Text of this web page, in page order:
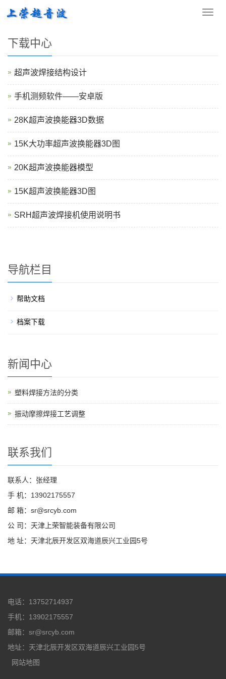
导
您的位置：网站首页
下载中心
超声波焊接结构设计
手机测频软件——安卓版
28K超声波换能器3D数据
15K大功率超声波换能器3D图
20K超声波换能器模型
15K超声波换能器3D图
SRH超声波焊接机使用说明书
导航栏目
帮助文档
档案下载
新闻中心
塑料焊接方法的分类
振动摩擦焊接工艺调整
联系我们
联系人：张经理
手 机：13902175557
邮 箱：sr@srcyb.com
公 司：天津上荣智能装备有限公司
地 址：天津北辰开发区双海道辰兴工业园5号
电话：13752714937
手机：13902175557
邮箱：sr@srcyb.com
地址：天津北辰开发区双海道辰兴工业园5号
网站地图